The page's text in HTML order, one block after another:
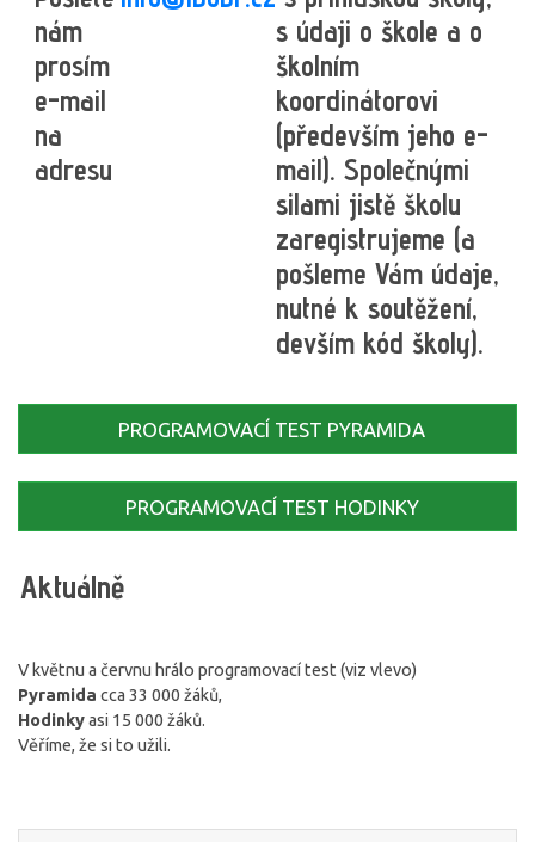
nám
prosím
e-mail
na
adresu
s údaji o škole a o
školním
koordinátorovi
(především jeho e-
mail). Společnými
silami jistě školu
zaregistrujeme (a
pošleme Vám údaje,
nutné k soutěžení,
devším kód školy).
PROGRAMOVACÍ TEST PYRAMIDA
PROGRAMOVACÍ TEST HODINKY
Aktuálně
V květnu a červnu hrálo programovací test (viz vlevo)
Pyramida cca 33 000 žáků,
Hodinkyasi 15 000 žáků.
Věříme, že si to užili.